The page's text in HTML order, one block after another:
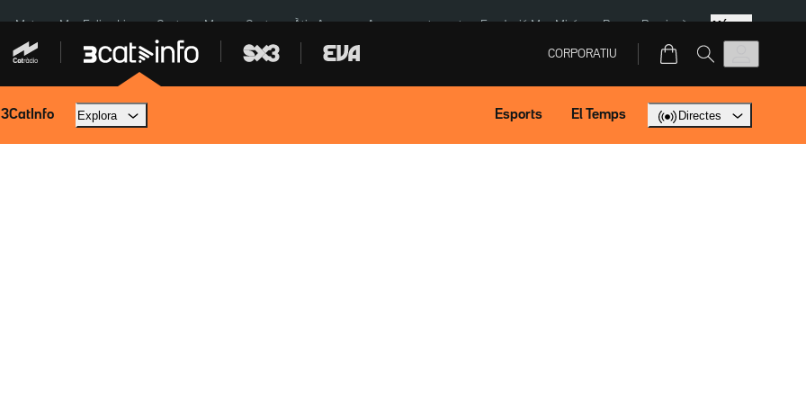
a Meta Mor Felipe Lipe Ceuta Menors Ceuta Àtic Ayuso Aparcament agost Fundació Mas Miró eBay Perpinyà Més
CORPORATIU
3CatInfo Explora Esports El Temps Directes